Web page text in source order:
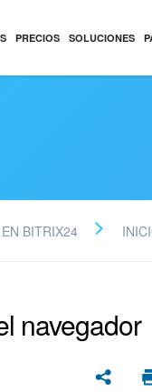
PRECIOS SOLUCIONES
BITRIX24
navegador